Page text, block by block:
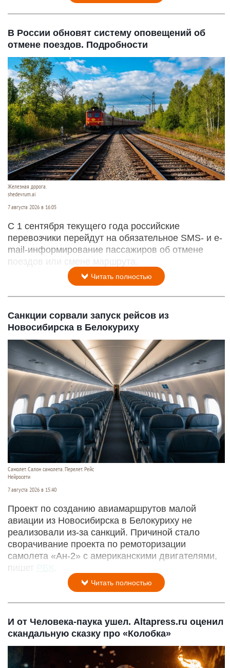
В России обновят систему оповещений об
отмене поездов. Подробности
Железная дорога.
shedevrum.ai
7 августа 2026 в 16:05
С 1 сентября текущего года российские
перевозчики перейдут на обязательное SMS- и e-
mail-информирование пассажиров об отмене
поездов или смене маршрута.
Читать полностью
Санкции сорвали запуск рейсов из
Новосибирска в Белокуриху
Самолет. Салон самолета. Перелет. Рейс
Нейросети
7 августа 2026 в 15:40
Проект по созданию авиамаршрутов малой
авиации из Новосибирска в Белокуриху не
реализовали из-за санкций. Причиной стало
сворачивание проекта по ремоторизации
самолета «Ан-2» с американскими двигателями,
пишет РБК
Читать полностью
И от Человека-паука ушел. Altapress.ru оценил
скандальную сказку про «Колобка»